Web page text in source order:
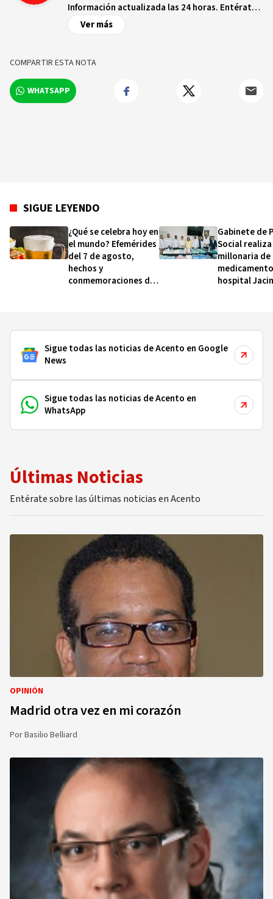
Información actualizada las 24 horas. Entérate
de las noticias y sucesos más importantes a
nivel nacional e internacional, videos y fotos
Ver más
COMPARTIR ESTA NOTA
WHATSAPP
SIGUE LEYENDO
¿Qué se celebra hoy en
el mundo? Efemérides
del 7 de agosto,
hechos y
conmemoraciones de
Gabinete de
Social
millonaria de
hospital
Sigue todas las noticias de Acento en Google
News
Sigue todas las noticias de Acento en
WhatsApp